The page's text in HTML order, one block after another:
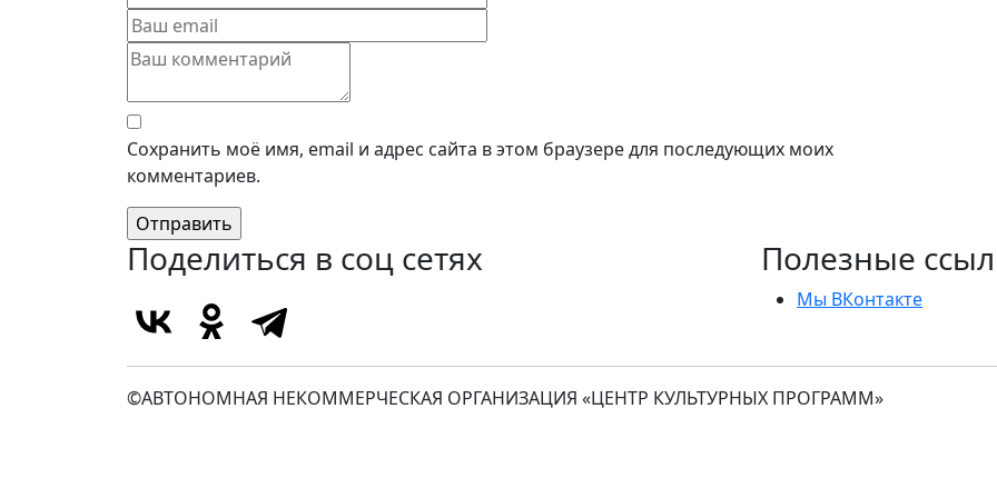
Сохранить моё имя, email и адрес сайта в этом браузере для последующих моих
комментариев.
Поделиться в соц сетях Полезные
Мы ВКонтакте
©АВТОНОМНАЯ НЕКОММЕРЧЕСКАЯ ОРГАНИЗАЦИЯ «ЦЕНТР КУЛЬТУРНЫХ ПРОГРАММ»